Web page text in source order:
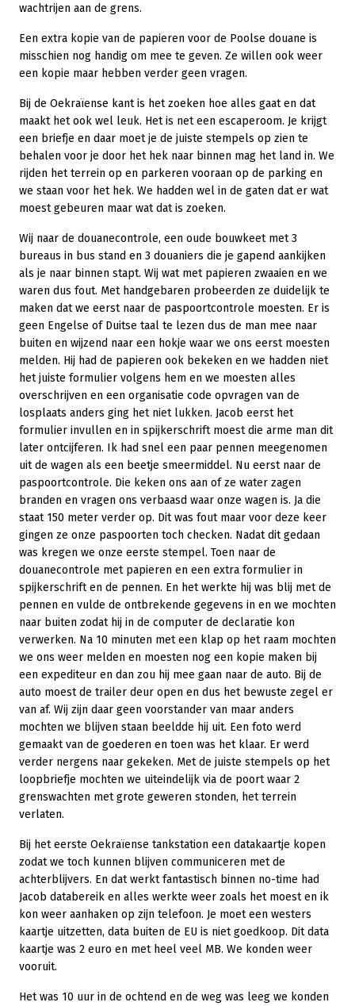
wachtrijen aan de grens.
Een extra kopie van de papieren voor de Poolse douane is
misschien nog handig om mee te geven. Ze willen ook weer
een kopie maar hebben verder geen vragen.
Bij de Oekraïense kant is het zoeken hoe alles gaat en dat
maakt het ook wel leuk. Het is net een escaperoom. Je krijgt
een briefje en daar moet je de juiste stempels op zien te
behalen voor je door het hek naar binnen mag het land in. We
rijden het terrein op en parkeren vooraan op de parking en
we staan voor het hek. We hadden wel in de gaten dat er wat
moest gebeuren maar wat dat is zoeken.
Wij naar de douanecontrole, een oude bouwkeet met 3
bureaus in bus stand en 3 douaniers die je gapend aankijken
als je naar binnen stapt. Wij wat met papieren zwaaien en we
waren dus fout. Met handgebaren probeerden ze duidelijk te
maken dat we eerst naar de paspoortcontrole moesten. Er is
geen Engelse of Duitse taal te lezen dus de man mee naar
buiten en wijzend naar een hokje waar we ons eerst moesten
melden. Hij had de papieren ook bekeken en we hadden niet
het juiste formulier volgens hem en we moesten alles
overschrijven en een organisatie code opvragen van de
losplaats anders ging het niet lukken. Jacob eerst het
formulier invullen en in spijkerschrift moest die arme man dit
later ontcijferen. Ik had snel een paar pennen meegenomen
uit de wagen als een beetje smeermiddel. Nu eerst naar de
paspoortcontrole. Die keken ons aan of ze water zagen
branden en vragen ons verbaasd waar onze wagen is. Ja die
staat 150 meter verder op. Dit was fout maar voor deze keer
gingen ze onze paspoorten toch checken. Nadat dit gedaan
was kregen we onze eerste stempel. Toen naar de
douanecontrole met papieren en een extra formulier in
spijkerschrift en de pennen. En het werkte hij was blij met de
pennen en vulde de ontbrekende gegevens in en we mochten
naar buiten zodat hij in de computer de declaratie kon
verwerken. Na 10 minuten met een klap op het raam mochten
we ons weer melden en moesten nog een kopie maken bij
een expediteur en dan zou hij mee gaan naar de auto. Bij de
auto moest de trailer deur open en dus het bewuste zegel er
van af. Wij zijn daar geen voorstander van maar anders
mochten we blijven staan beeldde hij uit. Een foto werd
gemaakt van de goederen en toen was het klaar. Er werd
verder nergens naar gekeken. Met de juiste stempels op het
loopbriefje mochten we uiteindelijk via de poort waar 2
grenswachten met grote geweren stonden, het terrein
verlaten.
Bij het eerste Oekraïense tankstation een datakaartje kopen
zodat we toch kunnen blijven communiceren met de
achterblijvers. En dat werkt fantastisch binnen no-time had
Jacob databereik en alles werkte weer zoals het moest en ik
kon weer aanhaken op zijn telefoon. Je moet een westers
kaartje uitzetten, data buiten de EU is niet goedkoop. Dit data
kaartje was 2 euro en met heel veel MB. We konden weer
vooruit.
Het was 10 uur in de ochtend en de weg was leeg we konden